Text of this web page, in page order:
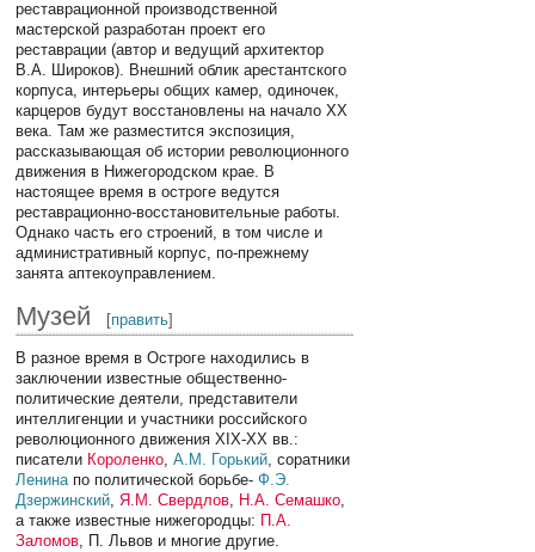
реставрационной производственной
мастерской разработан проект его
реставрации (автор и ведущий архитектор
В.А. Широков). Внешний облик арестантского
корпуса, интерьеры общих камер, одиночек,
карцеров будут восстановлены на начало XX
века. Там же разместится экспозиция,
рассказывающая об истории революционного
движения в Нижегородском крае. В
настоящее время в остроге ведутся
реставрационно-восстановительные работы.
Однако часть его строений, в том числе и
административный корпус, по-прежнему
занята аптекоуправлением.
Музей [править]
В разное время в Остроге находились в
заключении известные общественно-
политические деятели, представители
интеллигенции и участники российского
революционного движения XIX-XX вв.:
писатели Короленко,А.М. Горький, соратники
Ленинапо политической борьбе-Ф.Э.
Дзержинский,Я.М. Свердлов, Н.А. Семашко,
а также известные нижегородцы: П.А.
Заломов, П. Львов и многие другие.